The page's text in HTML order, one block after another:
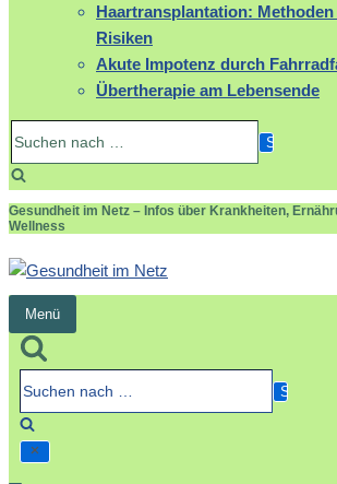
Haartransplantation:
Risiken
Akute Impotenz durch
Übertherapie am Lebensende
Gesundheit im Netz – Infos über Krankheiten,
Wellness
Menü
Navigation
umschalten